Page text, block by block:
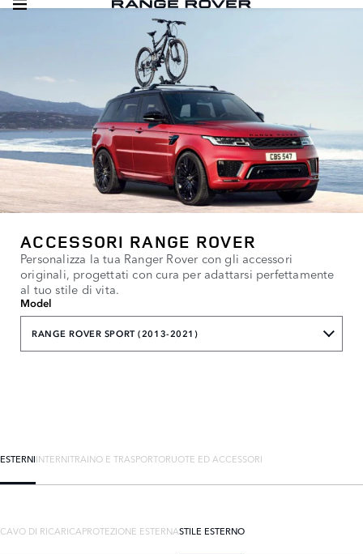
ACCESSORI RANGE ROVER
Personalizza la tua Ranger Rover con gli accessori
originali, progettati con cura per adattarsi perfettamente
al tuo stile di vita.
Model
RANGE ROVER SPORT (2013-2021)
ESTERNIINTERNITRAINO E TRASPORTORUOTE ED ACCESSORI
CAVO DI RICARICAPROTEZIONE ESTERNASTILE ESTERNO